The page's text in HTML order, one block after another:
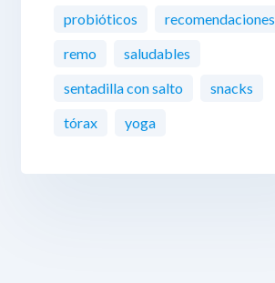
probióticos
recomendaciones
remo
saludables
sentadilla con salto
snacks
tórax
yoga